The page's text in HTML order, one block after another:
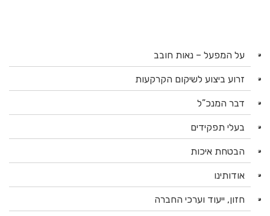
על המפעל – נאות חובב
זרוע ביצוע לשיקום הקרקעות
דבר המנכ”ל
בעלי תפקידים
הבטחת איכות
אודותינו
חזון, ייעוד וערכי החברה